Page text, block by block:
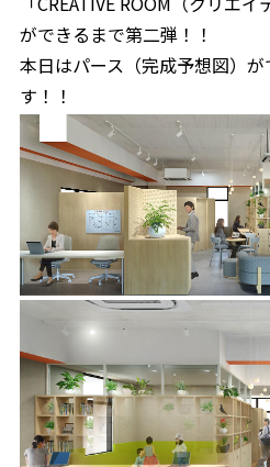
ができるまで第二弾！！
本日はパース（完成予想図）
す！！